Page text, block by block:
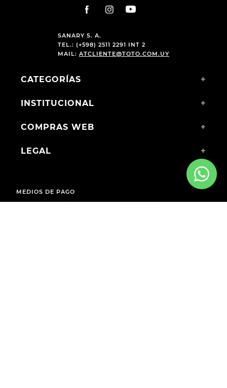
SANARY S. A.
TEL.: (+598) 2511 2291 INT 2
MAIL: ATCLIENTE@TOTO.COM.UY
CATEGORÍAS +
INSTITUCIONAL +
COMPRAS WEB +
LEGAL +
MEDIOS DE PAGO